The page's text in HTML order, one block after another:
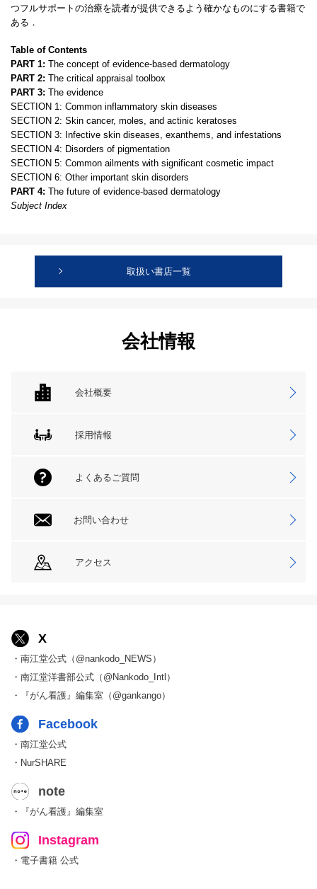
つフルサポートの治療を読者が提供できるよう確かなものにする書籍で
ある．
Table of Contents
PART 1: The concept of evidence-based dermatology
PART 2: The critical appraisal toolbox
PART 3: The evidence
SECTION 1: Common inflammatory skin diseases
SECTION 2: Skin cancer, moles, and actinic keratoses
SECTION 3: Infective skin diseases, exanthems, and infestations
SECTION 4: Disorders of pigmentation
SECTION 5: Common ailments with significant cosmetic impact
SECTION 6: Other important skin disorders
PART 4: The future of evidence-based dermatology
Subject Index
取扱い書店一覧
会社情報
会社概要
採用情報
よくあるご質問
お問い合わせ
アクセス
X
・南江堂公式（@nankodo_NEWS）
・南江堂洋書部公式（@Nankodo_Intl）
・『がん看護』編集室（@gankango）
Facebook
・南江堂公式
・NurSHARE
note
・『がん看護』編集室
Instagram
・電子書籍 公式